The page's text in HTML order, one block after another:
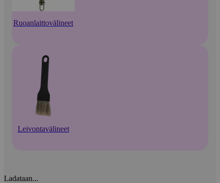
Ruoanlaittovälineet
Leivontavälineet
Ladataan...